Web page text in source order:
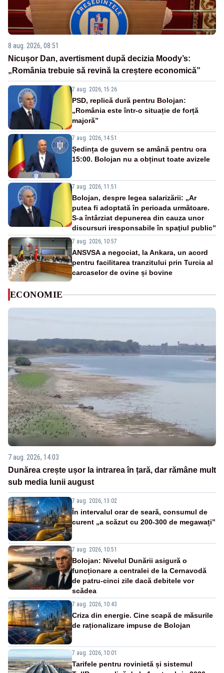
8 aug. 2026, 08:51
Nicușor Dan, avertisment după decizia Moody’s:
„România trebuie să revină la creștere economică”
7 aug. 2026, 15:26
PSD, replică dură pentru Bolojan:
„România este într-o situație de forță
majoră”
7 aug. 2026, 14:51
Ședința de guvern se amână pentru ora
15:00. Bolojan nu a obținut toate avizele
7 aug. 2026, 11:51
Bolojan, despre legea salarizării: „Ar
putea fi adoptată în perioada următoare.
S-a întârziat depunerea din cauza unor
discursuri iresponsabile în spaţiul public”
7 aug. 2026, 10:57
ANSVSA a negociat, la Ankara, un acord
pentru facilitarea tranzitului prin Turcia al
carcaselor de ovine și bovine
ECONOMIE
7 aug. 2026, 14:03
Dunărea crește ușor la intrarea în țară, dar rămâne mult
sub media lunii august
7 aug. 2026, 13:02
În intervalul orar de seară, consumul de
curent „a scăzut cu 200-300 de megawați”
7 aug. 2026, 10:51
Bolojan: Nivelul Dunării asigură o
funcționare a centralei de la Cernavodă
de patru-cinci zile dacă debitele vor
scădea
7 aug. 2026, 10:43
Criza din energie. Cine scapă de măsurile
de raționalizare impuse de Bolojan
7 aug. 2026, 10:01
Tarifele pentru rovinietă și sistemul